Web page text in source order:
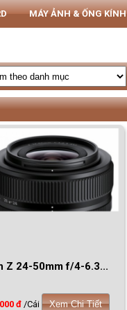
MÁY ẢNH & ỐNG KÍNH
Z 24-50mm f/4-6.3...
đ /Cái Xem Chi Tiết